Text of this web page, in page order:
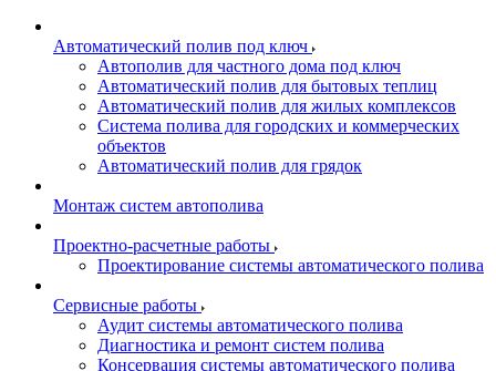
Автоматический полив под ключ
Автополив для частного дома под ключ
Автоматический полив для бытовых теплиц
Автоматический полив для жилых комплексов
Система полива для городских и коммерческих
объектов
Автоматический полив для грядок
Монтаж систем автополива
Проектно-расчетные работы
Проектирование системы автоматического полива
Сервисные работы
Аудит системы автоматического полива
Диагностика и ремонт систем полива
Консервация системы автоматического полива